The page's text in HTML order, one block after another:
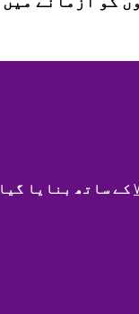
کے ساتھ بنایا گیا